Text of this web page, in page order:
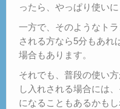
ったら、やっぱり使いに
一方で、そのようなト
される方なら5分もあれ
場合もあります。
それでも、普段の使い
し入れされる場合には
になることもあるかもし